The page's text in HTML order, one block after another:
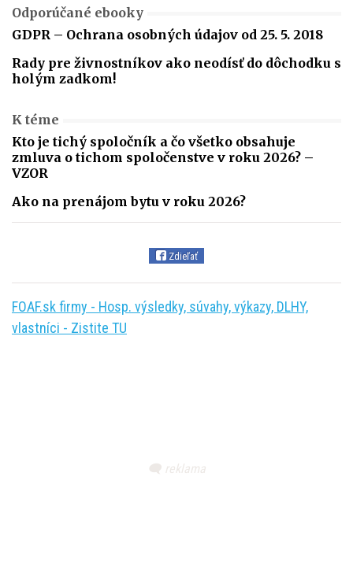
Odporúčané ebooky
GDPR – Ochrana osobných údajov od 25. 5. 2018
Rady pre živnostníkov ako neodísť do dôchodku s
holým zadkom!
K téme
Kto je tichý spoločník a čo všetko obsahuje
zmluva o tichom spoločenstve v roku 2026? –
VZOR
Ako na prenájom bytu v roku 2026?
Zdieľať
FOAF.sk firmy - Hosp. výsledky, súvahy, výkazy, DLHY,
vlastníci - Zistite TU